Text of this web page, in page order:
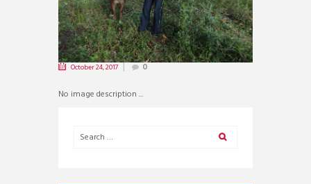
October 24, 2017 0
No image description ...